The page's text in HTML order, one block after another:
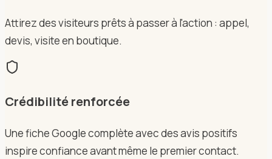
Attirez des visiteurs prêts à passer à l'action : appel,
devis, visite en boutique.
Crédibilité renforcée
Une fiche Google complète avec des avis positifs
inspire confiance avant même le premier contact.